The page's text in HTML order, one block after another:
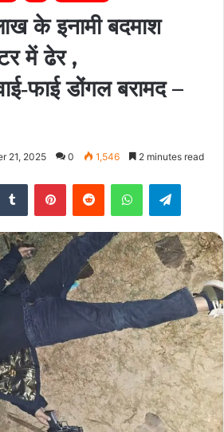
के इनामी बदमाश
में ढेर ,
डोंगल बरामद –
21, 2025 0 1,546 2 minutes read
Tumblr PinterestReddit WhatsApp